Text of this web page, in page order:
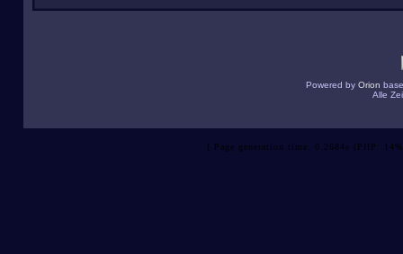
Powered by Orion
Alle
[ Page generation time: 0.2684s (PHP: